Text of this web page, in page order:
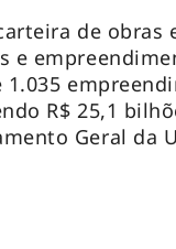
de obras
e
1.035
R$ 25,1
Geral da